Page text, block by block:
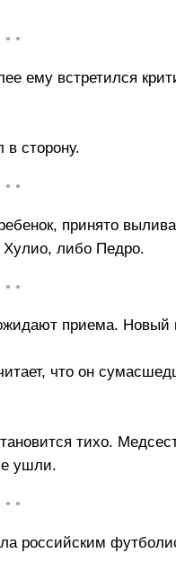
• •
ему встретился
сторону.
• •
принято
Хулио, либо Педро.
• •
приема. Новый
что он
тихо.
ушли.
• •
российским